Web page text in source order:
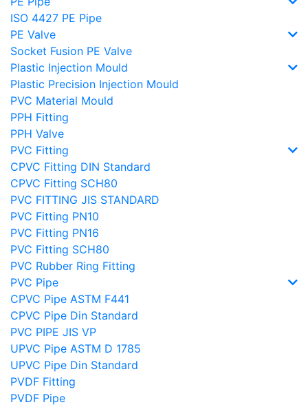
ISO 4427 PE Pipe
PE Valve
Socket Fusion PE Valve
Plastic Injection Mould
Plastic Precision Injection Mould
PVC Material Mould
PPH Fitting
PPH Valve
PVC Fitting
CPVC Fitting DIN Standard
CPVC Fitting SCH80
PVC FITTING JIS STANDARD
PVC Fitting PN10
PVC Fitting PN16
PVC Fitting SCH80
PVC Rubber Ring Fitting
PVC Pipe
CPVC Pipe ASTM F441
CPVC Pipe Din Standard
PVC PIPE JIS VP
UPVC Pipe ASTM D 1785
UPVC Pipe Din Standard
PVDF Fitting
PVDF Pipe